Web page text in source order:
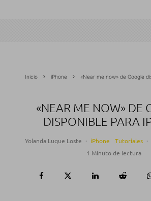
Inicio iPhone «Near me now» de Google
«NEAR ME NOW» DE
DISPONIBLE PARA
Yolanda Luque Loste · iPhone Tutoriales ·
1 Minuto de lectura